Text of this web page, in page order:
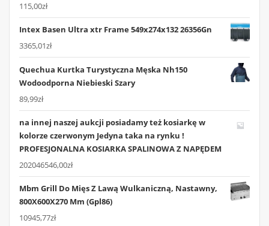
115,00zł
Intex Basen Ultra xtr Frame 549x274x132 26356Gn
3365,01zł
Quechua Kurtka Turystyczna Męska Nh150
Wodoodporna Niebieski Szary
89,99zł
na innej naszej aukcji posiadamy też kosiarkę w
kolorze czerwonym Jedyna taka na rynku !
PROFESJONALNA KOSIARKA SPALINOWA Z NAPĘDEM
202046546,00zł
Mbm Grill Do Mięs Z Lawą Wulkaniczną, Nastawny,
800X600X270 Mm (Gpl86)
10945,77zł